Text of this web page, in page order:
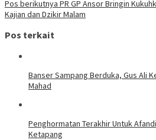
Pos berikutnya PR GP Ansor Bringin
Kajian dan Dzikir Malam
Pos terkait
Banser Sampang Berduka, Gus Ali
Mahad
Penghormatan Terakhir Untuk
Ketapang